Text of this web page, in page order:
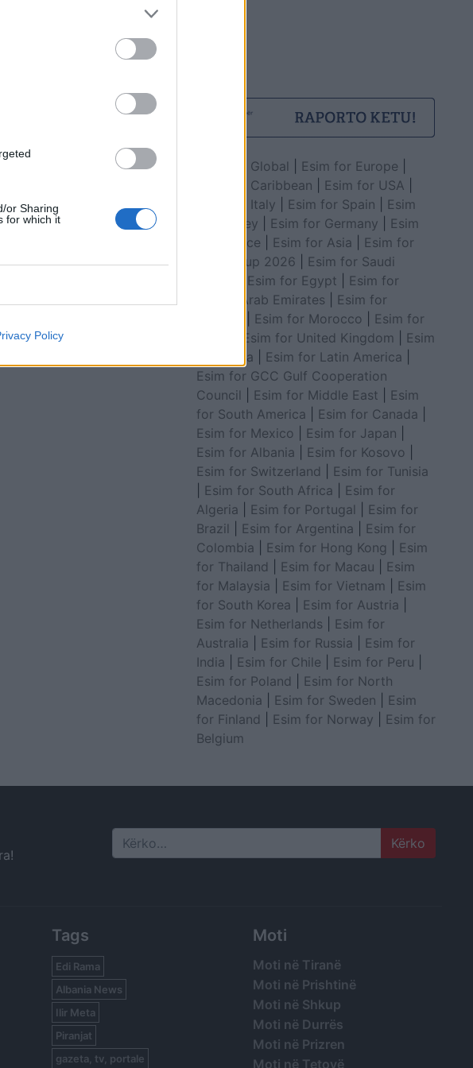
or Sharing
for which it
Policy
Esim for Global Esim for Europe
Esim for Caribbean
Esim for USA
Esim for Italy
Esim for Spain
Esim
for Turkey
Esim for Germany
Esim
for Greece
Esim for Asia
Esim for
World Cup 2026
Esim for Saudi
Esim for Egypt
Esim for
United Arab Emirates
Esim for
Esim for Morocco
Esim for
Esim for United Kingdom
Esim
for Africa
Esim for Latin America
Esim for GCC Gulf Cooperation
Council
Esim for Middle East
Esim
for South America
Esim for Canada
Esim for Mexico
Esim for Japan
Esim for Albania
Esim for Kosovo
Esim for Switzerland
Esim for Tunisia
Esim for South Africa
Esim for
Algeria
Esim for Portugal
Esim for
Brazil
Esim for Argentina
Esim for
Colombia
Esim for Hong Kong
Esim
for Thailand
Esim for Macau
Esim
for Malaysia
Esim for Vietnam
Esim
for South Korea
Esim for Austria
Esim for Netherlands
Esim for
Australia
Esim for Russia
Esim for
India
Esim for Chile Esim for Peru
Esim for Poland
Esim for North
Macedonia
Esim for Sweden
Esim
for Finland
Esim for Norway
Esim for
Belgium
Search
Tags
Edi Rama
Albania News
Ilir Meta
Piranjat
gazeta, tv, portale
Moti
Moti në Tiranë
Moti në Prishtinë
Moti në Shkup
Moti në Durrës
Moti në Prizren
Moti në Tetovë